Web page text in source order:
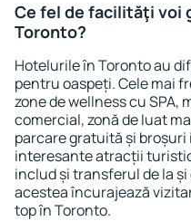
Ce fel de facilităţi voi
Toronto?
Hotelurile în Toronto au
pentru oaspeți. Cele mai
zone de wellness cu
comercial, zonă de luat
parcare gratuită și
interesante atracții
includ și transferul de la
acestea încurajează
top în Toronto.